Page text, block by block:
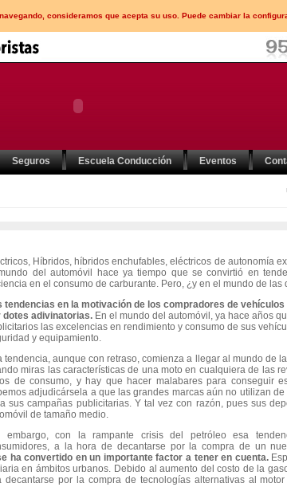
consideramos que acepta su uso. Puede cambiar la
Seguros Escuela Conducción Eventos
Híbridos, híbridos enchufables, eléctricos de autonomía
del automóvil hace ya tiempo que se convirtió en
en el consumo de carburante. Pero, ¿y en el mundo de las
tendencias en la motivación de los compradores de
dotes adivinatorias. En el mundo del automóvil, ya hace años
las excelencias en rendimiento y consumo de sus
y equipamiento.
tendencia, aunque con retraso, comienza a llegar al mundo de
miras las características de una moto en cualquiera de las
de consumo, y hay que hacer malabares para conseguir
adjudicársela a que las grandes marcas aún no utilizan
sus campañas publicitarias. Y tal vez con razón, pues sus
de tamaño medio.
embargo, con la rampante crisis del petróleo esa
a la hora de decantarse por la compra de un
ha convertido en un importante factor a tener en cuenta.
en ámbitos urbanos. Debido al aumento del costo de la
por la compra de tecnologías alternativas al